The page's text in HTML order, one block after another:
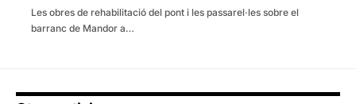
Les obres de rehabilitació del pont i les passarel·les sobre el
barranc de Mandor a…